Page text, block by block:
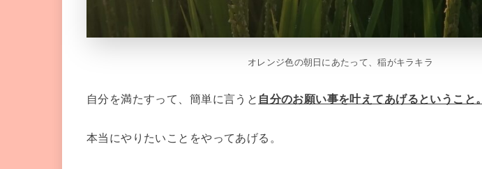
オレンジ色の朝日にあたって、稲がキラキラ
自分を満たすって、簡単に言うと 自分のお願い事を叶えてあげるということ。
本当にやりたいことをやってあげる。